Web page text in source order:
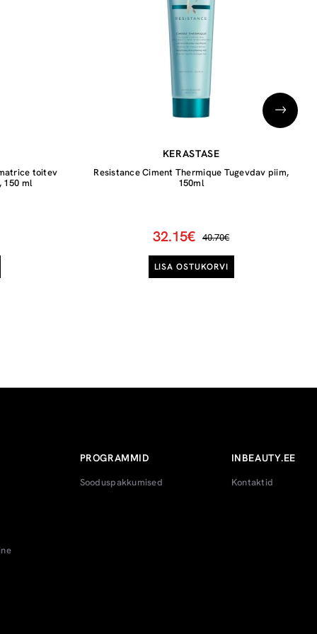
toitev
150 ml
KERASTASE
Resistance Ciment Thermique Tugevdav piim,
150ml
32.15€ 40.70€
LISA OSTUKORVI
PROGRAMMID
Sooduspakkumised
INBEAUTY.EE
Kontaktid